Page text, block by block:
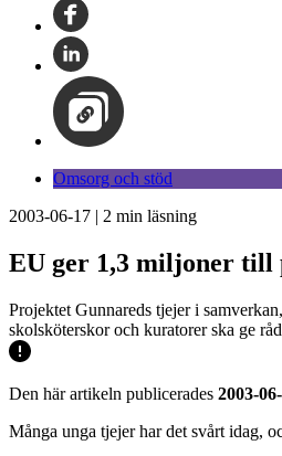
Omsorg och stöd
2003-06-17 | 2 min läsning
EU ger 1,3 miljoner
Projektet Gunnareds tjejer i
skolsköterskor och kuratorer ska ge
Den här artikeln publicerades 2003-
Många unga tjejer har det svårt idag,